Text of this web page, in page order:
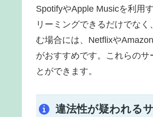
SpotifyやApple Musicを利用
リーミングできるだけでな
む場合には、Netflixや
がおすすめです。これらの
とができます。
違法性が疑われる